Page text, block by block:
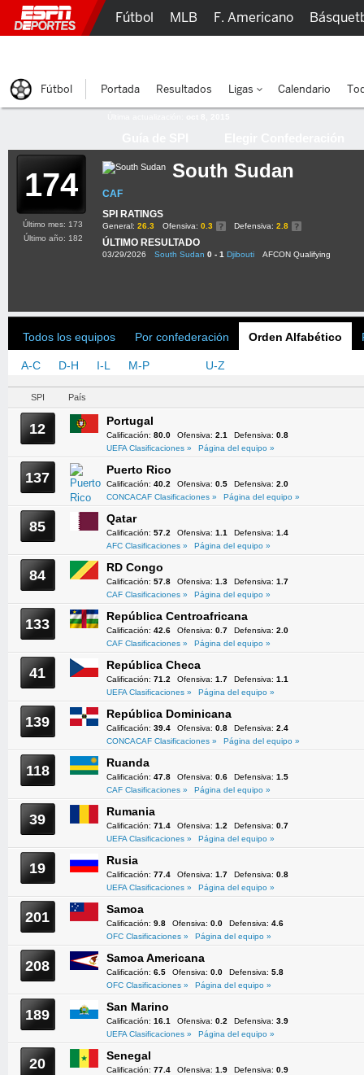
174 South Sudan
CAF
SPI RATINGS
General: 26.3 Ofensiva: 0.3 Defensiva: 2.8
ÚLTIMO RESULTADO
03/29/2026 South Sudan 0 - 1 Djibouti AFCON Qualifying
Último mes: 173
Último año: 182
Todos los equipos Por confederación Orden Alfabético
A-C D-H I-L M-P U-Z
SPI País
12 Portugal
Calificación: 80.0 Ofensiva: 2.1 Defensiva: 0.8
UEFA Clasificaciones »
Página del equipo »
137 Puerto Rico
Calificación: 40.2 Ofensiva: 0.5 Defensiva: 2.0
CONCACAF Clasificaciones »
Página del equipo »
85 Qatar
Calificación: 57.2 Ofensiva: 1.1 Defensiva: 1.4
AFC Clasificaciones »
Página del equipo »
84 RD Congo
Calificación: 57.8 Ofensiva: 1.3 Defensiva: 1.7
CAF Clasificaciones »
Página del equipo »
133 República Centroafricana
Calificación: 42.6 Ofensiva: 0.7 Defensiva: 2.0
CAF Clasificaciones »
Página del equipo »
41 República Checa
Calificación: 71.2 Ofensiva: 1.7 Defensiva: 1.1
UEFA Clasificaciones »
Página del equipo »
139 República Dominicana
Calificación: 39.4 Ofensiva: 0.8 Defensiva: 2.4
CONCACAF Clasificaciones »
Página del equipo »
118 Ruanda
Calificación: 47.8 Ofensiva: 0.6 Defensiva: 1.5
CAF Clasificaciones »
Página del equipo »
39 Rumania
Calificación: 71.4 Ofensiva: 1.2 Defensiva: 0.7
UEFA Clasificaciones »
Página del equipo »
19 Rusia
Calificación: 77.4 Ofensiva: 1.7 Defensiva: 0.8
UEFA Clasificaciones »
Página del equipo »
201 Samoa
Calificación: 9.8 Ofensiva: 0.0 Defensiva: 4.6
OFC Clasificaciones »
Página del equipo »
208 Samoa Americana
Calificación: 6.5 Ofensiva: 0.0 Defensiva: 5.8
OFC Clasificaciones »
Página del equipo »
189 San Marino
Calificación: 16.1 Ofensiva: 0.2 Defensiva: 3.9
UEFA Clasificaciones »
Página del equipo »
20 Senegal
Calificación: 77.4 Ofensiva: 1.9 Defensiva: 0.9
Fútbol MLB F. Americano
Fútbol Portada Resultados Ligas Calendario